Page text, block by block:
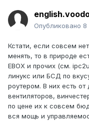
Опубликовано 8
Кстати, если совсем
менять, то в природе
EBOX и прочих (см.
линукс или БСД по
роутером. В них есть
вентиляторов,
по цене их к совсем
вся мощь и